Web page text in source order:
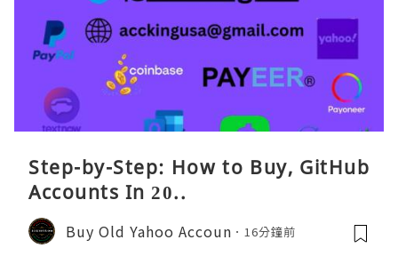
Step-by-Step: How to Buy, GitHub
Accounts In 20..
Buy Old Yahoo Accoun 16分鐘前